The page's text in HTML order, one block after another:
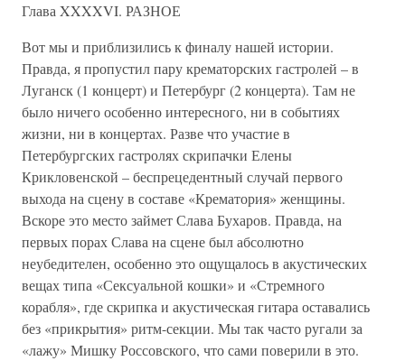
Глава XXXXVI. РАЗНОЕ
Вот мы и приблизились к финалу нашей истории.
Правда, я пропустил пару крематорских гастролей – в
Луганск (1 концерт) и Петербург (2 концерта). Там не
было ничего особенно интересного, ни в событиях
жизни, ни в концертах. Разве что участие в
Петербургских гастролях скрипачки Елены
Крикловенской – беспрецедентный случай первого
выхода на сцену в составе «Крематория» женщины.
Вскоре это место займет Слава Бухаров. Правда, на
первых порах Слава на сцене был абсолютно
неубедителен, особенно это ощущалось в акустических
вещах типа «Сексуальной кошки» и «Стремного
корабля», где скрипка и акустическая гитара оставались
без «прикрытия» ритм-секции. Мы так часто ругали за
«лажу» Мишку Россовского, что сами поверили в это.